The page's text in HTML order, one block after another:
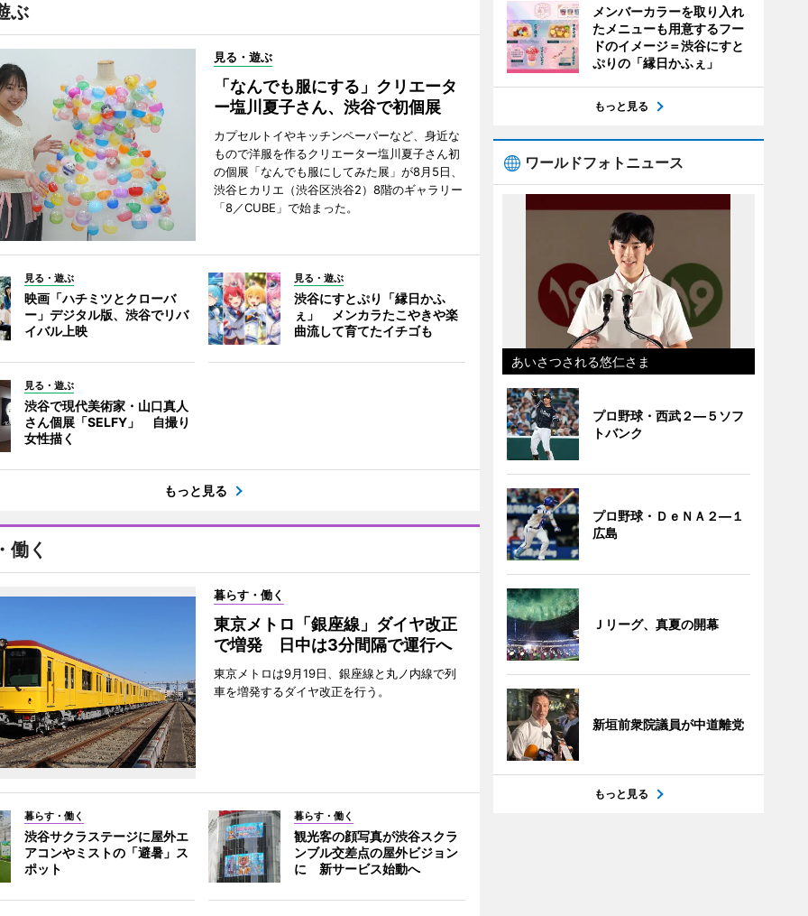
ぶ
見る・遊ぶ
「なんでも服にする」クリエータ
ー塩川夏子さん、渋谷で初個展
カプセルトイやキッチンペーパーなど、身近な
もので洋服を作るクリエーター塩川夏子さん初
の個展「なんでも服にしてみた展」が8月5日、
渋谷ヒカリエ（渋谷区渋谷2）8階のギャラリー
「8／CUBE」で始まった。
見る・遊ぶ
映画「ハチミツとクローバ
ー」デジタル版、渋谷でリバ
イバル上映
見る・遊ぶ
渋谷にすとぷり「縁日かふ
ぇ」 メンカラたこやきや楽
曲流して育てたイチゴも
見る・遊ぶ
渋谷で現代美術家・山口真人
さん個展「SELFY」 自撮り
女性描く
もっと見る
働く
暮らす・働く
東京メトロ「銀座線」ダイヤ改正
で増発 日中は3分間隔で運行へ
東京メトロは9月19日、銀座線と丸ノ内線で列
車を増発するダイヤ改正を行う。
暮らす・働く
渋谷サクラステージに屋外エ
アコンやミストの「避暑」ス
ポット
暮らす・働く
観光客の顔写真が渋谷スクラ
ンブル交差点の屋外ビジョン
に 新サービス始動へ
メンバーカラーを取り入れ
たメニューも用意するフー
ドのイメージ＝渋谷にすと
ぷりの「縁日かふぇ」
もっと見る
ワールドフォトニュース
あいさつされる悠仁さま
プロ野球・西武２―５ソフ
トバンク
プロ野球・ＤｅＮＡ２―１
広島
Ｊリーグ、真夏の開幕
新垣前衆院議員が中道離党
もっと見る